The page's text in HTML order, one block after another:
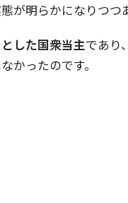
が明らかになりつつ
した国衆当主であり
かったのです。